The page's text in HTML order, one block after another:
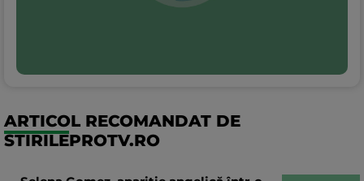
ARTICOL RECOMANDAT DE
STIRILEPROTV.RO